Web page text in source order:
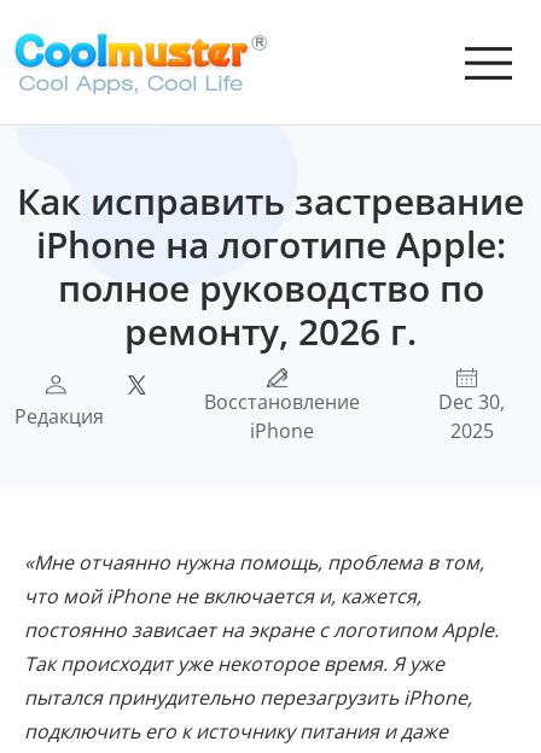
Как исправить застревание
iPhone на логотипе Apple:
полное руководство по
ремонту, 2026 г.
Редакция
Восстановление
iPhone
Dec 30,
2025
«Мне отчаянно нужна помощь, проблема в том,
что мой iPhone не включается и, кажется,
постоянно зависает на экране с логотипом Apple.
Так происходит уже некоторое время. Я уже
пытался принудительно перезагрузить iPhone,
подключить его к источнику питания и даже